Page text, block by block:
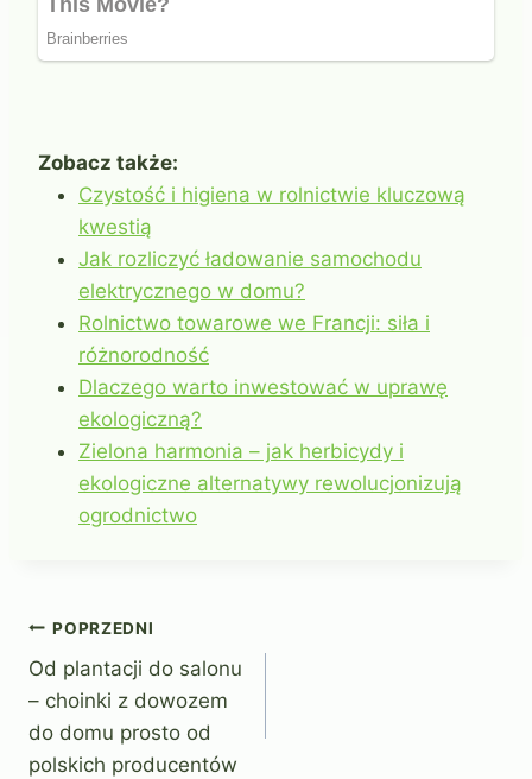
Zobacz także:
Czystość i higiena w rolnictwie kluczową
kwestią
Jak rozliczyć ładowanie samochodu
elektrycznego w domu?
Rolnictwo towarowe we Francji: siła i
różnorodność
Dlaczego warto inwestować w uprawę
ekologiczną?
Zielona harmonia – jak herbicydy i
ekologiczne alternatywy rewolucjonizują
ogrodnictwo
Nawigacja
wpisu
POPRZEDNI
Od plantacji do salonu
– choinki z dowozem
do domu prosto od
polskich producentów